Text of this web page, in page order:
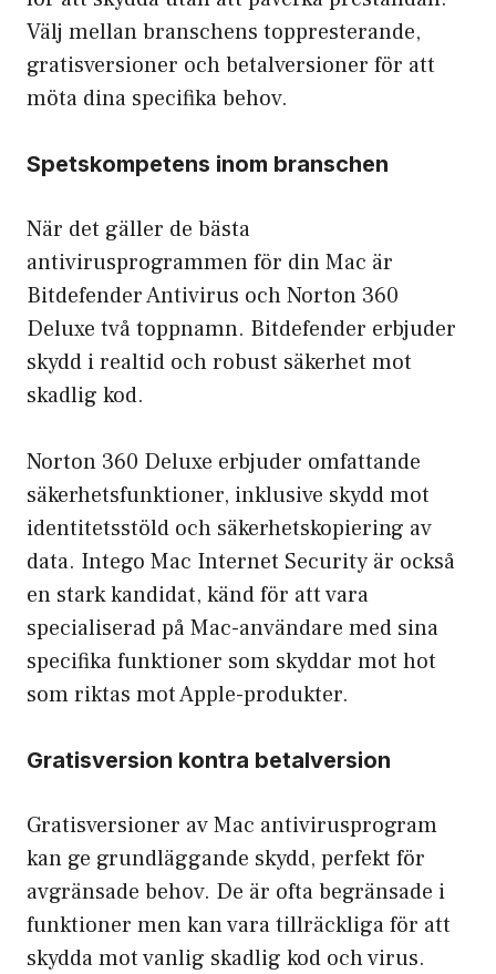
Välj mellan branschens toppresterande,
gratisversioner och betalversioner för att
möta dina specifika behov.
Spetskompetens inom branschen
När det gäller de bästa
antivirusprogrammen för din Mac är
Bitdefender Antivirus och Norton 360
Deluxe två toppnamn. Bitdefender erbjuder
skydd i realtid och robust säkerhet mot
skadlig kod.
Norton 360 Deluxe erbjuder omfattande
säkerhetsfunktioner, inklusive skydd mot
identitetsstöld och säkerhetskopiering av
data. Intego Mac Internet Security är också
en stark kandidat, känd för att vara
specialiserad på Mac-användare med sina
specifika funktioner som skyddar mot hot
som riktas mot Apple-produkter.
Gratisversion kontra betalversion
Gratisversioner av Mac antivirusprogram
kan ge grundläggande skydd, perfekt för
avgränsade behov. De är ofta begränsade i
funktioner men kan vara tillräckliga för att
skydda mot vanlig skadlig kod och virus.